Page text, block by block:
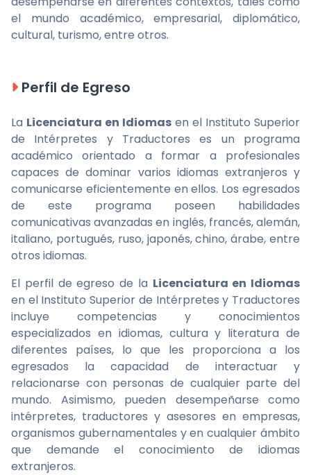
el mundo académico, empresarial, diplomático,
cultural, turismo, entre otros.
Perfil de Egreso
La Licenciatura en Idiomas en el Instituto Superior
de Intérpretes y Traductores es un programa
académico orientado a formar a profesionales
capaces de dominar varios idiomas extranjeros y
comunicarse eficientemente en ellos. Los egresados
de este programa poseen habilidades
comunicativas avanzadas en inglés, francés, alemán,
italiano, portugués, ruso, japonés, chino, árabe, entre
otros idiomas.
El perfil de egreso de la Licenciatura en Idiomas
en el Instituto Superior de Intérpretes y Traductores
incluye competencias y conocimientos
especializados en idiomas, cultura y literatura de
diferentes países, lo que les proporciona a los
egresados la capacidad de interactuar y
relacionarse con personas de cualquier parte del
mundo. Asimismo, pueden desempeñarse como
intérpretes, traductores y asesores en empresas,
organismos gubernamentales y en cualquier ámbito
que demande el conocimiento de idiomas
extranjeros.